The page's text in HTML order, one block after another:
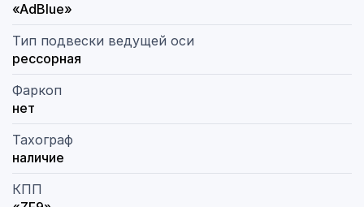
«AdBlue»
Тип подвески ведущей оси
рессорная
Фаркоп
нет
Тахограф
наличие
КПП